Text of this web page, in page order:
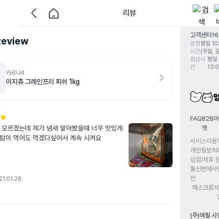
리뷰
카르나4
이지츄 그레인프리 피쉬 1kg
르겠는데 제가 냄새 맡아봤을때 너무 맛있게
이 먹어도 먹겠다싶어서 계속 시켜요
고객센터
운영
시간
평일
(주말,
점심시
간
평
FAQB2B마
켓
서비스이용
개인정보처
입점/제휴
통신판매사
인
에스크로
(주)에필 사